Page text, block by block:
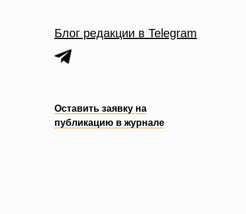
Блог редакции в Telegram
Оставить заявку на
публикацию в журнале